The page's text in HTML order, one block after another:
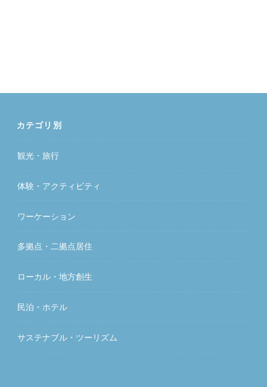
カテゴリ別
観光・旅行
体験・アクティビティ
ワーケーション
多拠点・二拠点居住
ローカル・地方創生
民泊・ホテル
サステナブル・ツーリズム